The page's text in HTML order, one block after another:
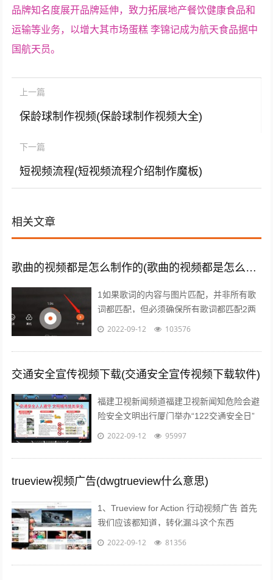
品牌知名度展开品牌延伸，致力拓展地产餐饮健康食品和
运输等业务，以增大其市场蛋糕 李锦记成为航天食品据中
国航天员。
上一篇
保龄球制作视频(保龄球制作视频大全)
下一篇
短视频流程(短视频流程介绍制作魔板)
相关文章
歌曲的视频都是怎么制作的(歌曲的视频都是怎么制作的呢)
1如果歌词的内容与图片匹配，并非所有歌
词都匹配，但必须确保所有歌词都匹配2两
句歌词之间歌词与前中尾节奏变化点等，应
2022-09-12 103576
交通安全宣传视频下载(交通安全宣传视频下载软件)
福建卫视新闻频道福建卫视新闻知危险会避
险安全文明出行厦门举办“122交通安全日”
主题宣传活动；2各年段开展“遵守交规，文
2022-09-12 95997
trueview视频广告(dwgtrueview什么意思)
1、Trueview for Action 行动视频广告 首先
我们应该都知道，转化漏斗这个东西
Awareness接触 Consideration考虑...
2022-09-12 81356